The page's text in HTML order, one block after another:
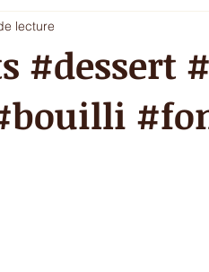
/ vidéos ressources
#dessert
lecture